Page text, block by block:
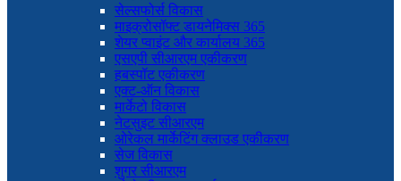
सेल्सफोर्स विकास
माइक्रोसॉफ्ट डायनेमिक्स 365
शेयर प्वाइंट और कार्यालय 365
एसएपी सीआरएम एकीकरण
हबस्पॉट एकीकरण
एक्ट-ऑन विकास
मार्केटो विकास
नेटसुइट सीआरएम
ओरेकल मार्केटिंग क्लाउड एकीकरण
सेज विकास
शुगर सीआरएम